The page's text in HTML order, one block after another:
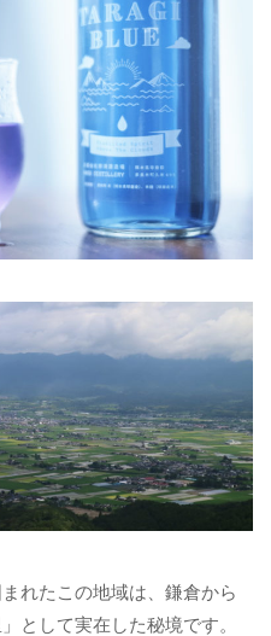
れたこの地域は、鎌倉から
として実在した秘境です。